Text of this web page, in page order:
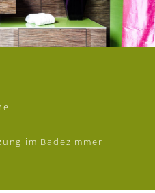
im Badezimmer